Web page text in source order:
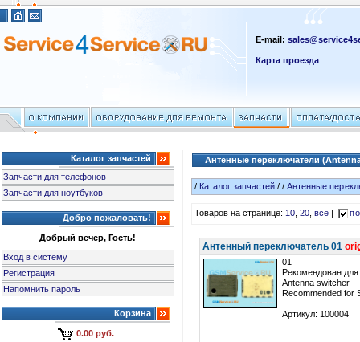
E-mail:
Карта проезда
Каталог запчастей
Запчасти для телефонов
Запчасти для ноутбуков
Добро пожаловать!
Добрый вечер, Гость!
Вход в систему
Регистрация
Напомнить пароль
Корзина
0.00 руб.
Антенные переключатели
/ Каталог запчастей //Антенные
Товаров на странице:10,20,все
Антенный переключатель 01
01
Рекомендован
Antenna switcher
Recommended for
Артикул: 100004